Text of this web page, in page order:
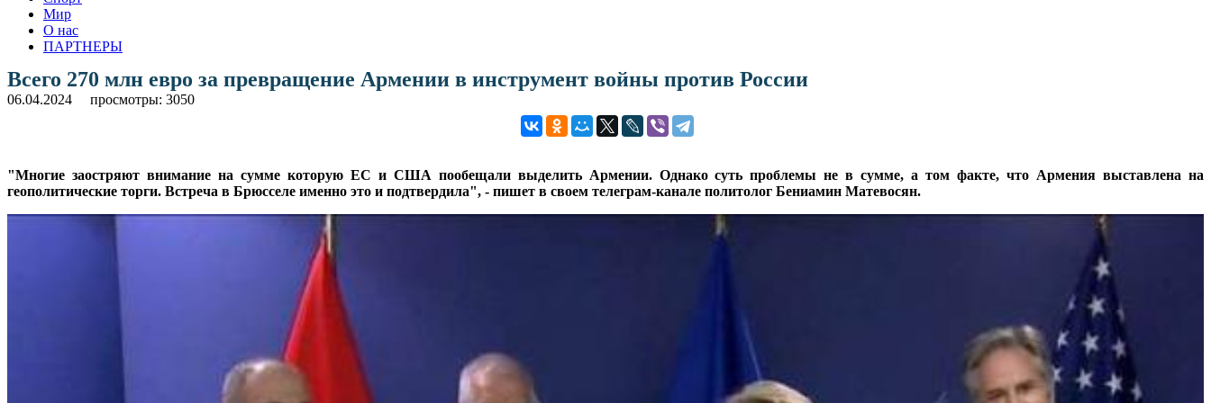
Мир
О нас
ПАРТНЕРЫ
Всего 270 млн евро за превращение Армении в инструмент войны против России
06.04.2024 просмотры: 3050
"Многие заостряют внимание на сумме которую ЕС и США пообещали выделить Армении. Однако суть проблемы не в сумме, а том факте, что Армения выставлена на
геополитические торги. Встреча в Брюсселе именно это и подтвердила", - пишет в своем телеграм-канале политолог Бениамин Матевосян.